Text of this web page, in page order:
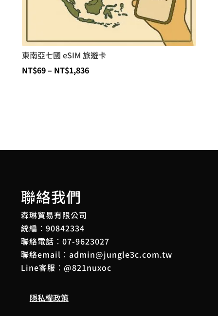
東南亞七國 eSIM 旅遊卡
NT$69– NT$1,836價
NT$1,836
聯絡我們
森琳貿易有限公司
統編：90842334
聯絡電話： 07-9623027
聯絡email： admin@jungle3c.com.tw
Line客服： @821nuxoc
隱私權政策